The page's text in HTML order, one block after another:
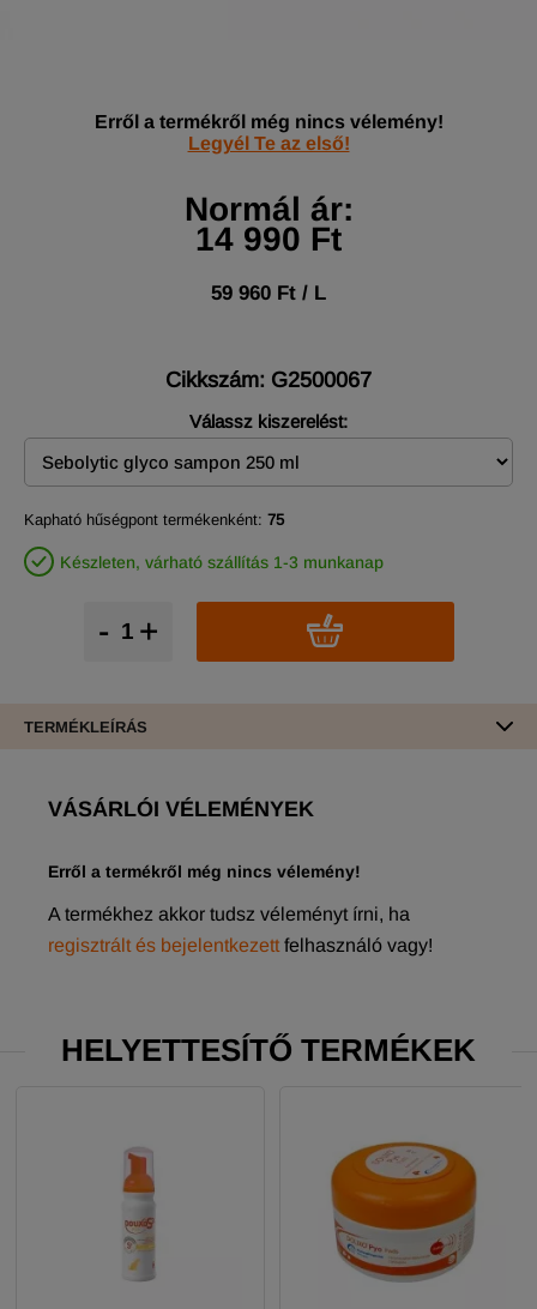
Erről a termékről még nincs vélemény!
Legyél Te az első!
Normál ár:
14 990 Ft
59 960 Ft / L
Cikkszám: G2500067
Válassz kiszerelést:
Kapható hűségpont termékenként: 75
Készleten, várható szállítás 1-3 munkanap
+
-
TERMÉKLEÍRÁS
VÁSÁRLÓI VÉLEMÉNYEK
Erről a termékről még nincs vélemény!
A termékhez akkor tudsz véleményt írni, ha
regisztrált és bejelentkezett felhasználó vagy!
HELYETTESÍTŐ TERMÉKEK